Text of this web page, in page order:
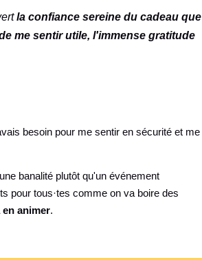
la confiance sereine du cadeau que
me sentir utile, l'immense gratitude
besoin pour me sentir en sécurité et me
banalité plutôt qu'un événement
pour tous·tes comme on va boire des
animer.